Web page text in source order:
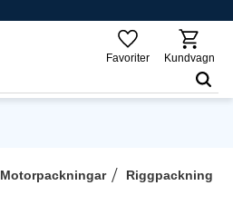
Favoriter Kundvagn
Motorpackningar
Riggpackning